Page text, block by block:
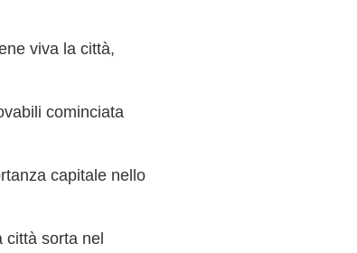
viva la città,
cominciata
capitale nello
sorta nel